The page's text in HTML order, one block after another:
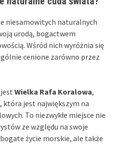
niesamowitych naturalnych
urodą, bogactwem
Wśród nich wyróżnia się
cenione zarówno przez
Wielka Rafa Koralowa,
która jest największym na
To niezwykłe miejsce nie
ze względu na swoje
życie morskie, ale także